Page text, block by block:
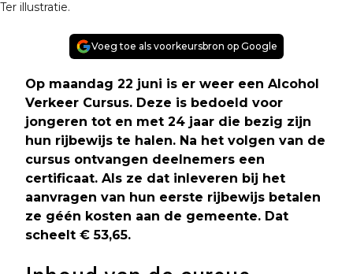
Ter illustratie.
Voeg toe als voorkeursbron op Google
Op maandag 22 juni is er weer een Alcohol
Verkeer Cursus. Deze is bedoeld voor
jongeren tot en met 24 jaar die bezig zijn
hun rijbewijs te halen. Na het volgen van de
cursus ontvangen deelnemers een
certificaat. Als ze dat inleveren bij het
aanvragen van hun eerste rijbewijs betalen
ze géén kosten aan de gemeente. Dat
scheelt € 53,65.